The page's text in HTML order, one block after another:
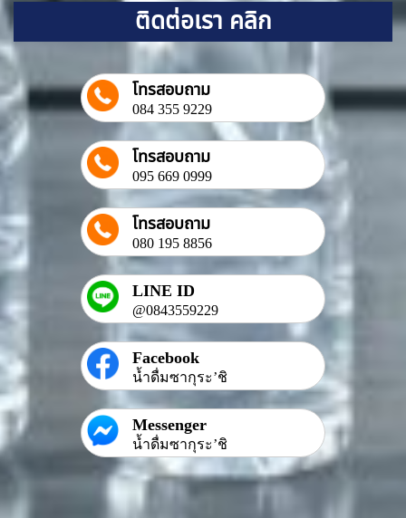
ติดต่อเรา คลิก
โทรสอบถาม
084 355 9229
โทรสอบถาม
095 669 0999
โทรสอบถาม
080 195 8856
LINE ID
@0843559229
Facebook
น้ำดื่มซากุระ’ชิ
Messenger
น้ำดื่มซากุระ’ชิ